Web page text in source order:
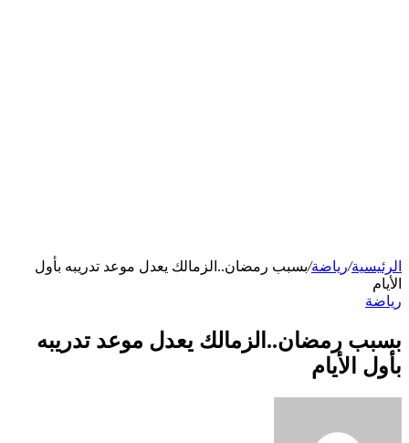
الرئيسية/رياضة/بسبب رمضان..الزمالك يعدل موعد تدريبه بأول
الأيام
رياضة
بسبب رمضان..الزمالك يعدل موعد تدريبه
بأول الأيام